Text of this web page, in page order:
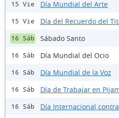
15 Vie Día Mundial del Arte
15 Vie Día del Recuerdo del
16 Sáb Sábado Santo
16 Sáb Día Mundial del Ocio
16 Sáb Día Mundial de la Voz
16 Sáb Día de Trabajar en
16 Sáb Día Internacional